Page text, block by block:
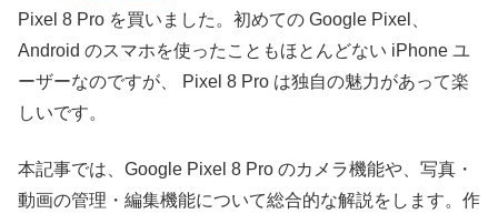
Pixel 8 Pro を買いました。初めての Google Pixel、
Android のスマホを使ったこともほとんどない iPhone ユ
ーザーなのですが、 Pixel 8 Pro は独自の魅力があって楽
しいです。
本記事では、Google Pixel 8 Pro のカメラ機能や、写真・
動画の管理・編集機能について総合的な解説をします。作